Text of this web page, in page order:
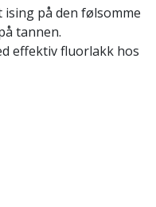
på den følsomme
tannen.
effektiv fluorlakk hos